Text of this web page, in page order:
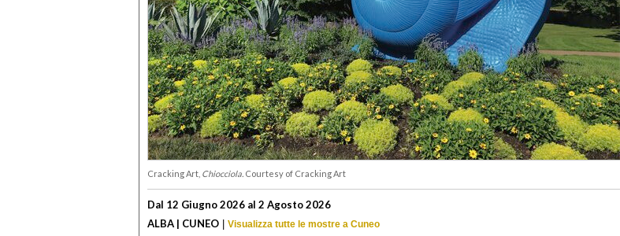
Cracking Art, Chiocciola. Courtesy of Cracking Art
Dal 12 Giugno 2026 al 2 Agosto 2026
ALBA | CUNEO | Visualizza tutte le mostre a Cuneo